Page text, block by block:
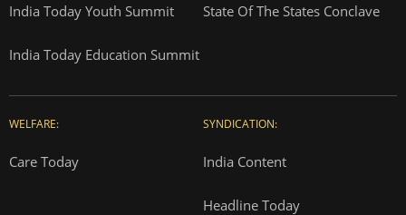
India Today Youth Summit State Of The States Conclave
India Today Education Summit
WELFARE:
Care Today
SYNDICATION:
India Content
Headline Today